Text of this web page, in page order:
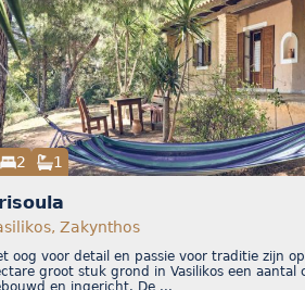
2 1
Zakynthos
oog voor detail en passie voor traditie zijn
groot stuk grond in Vasilikos een aantal